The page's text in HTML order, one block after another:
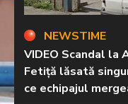
NEWSTIME
VIDEO Scandal la
Fetiță lăsată
ce echipajul